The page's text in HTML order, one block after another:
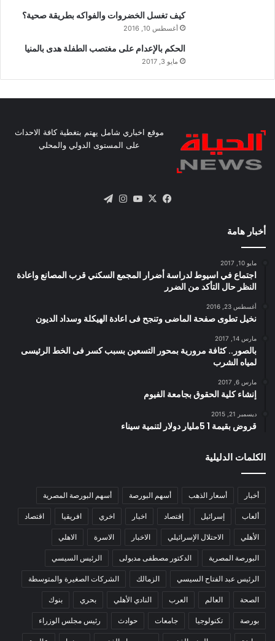
كيف تغسل الخضروات والفواكه بطريقة صحية؟
أغسطس 10, 2016
الحكم بالإعدام على مغتصب الطفلة هدى بالمنيا
مايو 3, 2017
موقع اخباري شامل يهتم بتغطية كافة الاحداث
على المستوى الدولي والمحلي
فيسبوك
X يوتيوبانستقرام
أخبار هامة
مايو 10, 2017
اجتماع في اسيوط لدراسة أضرار المجمع السكني قرب المصانع واعادة
النظر حال التأكد من الضرر
أغسطس 23, 2016
نخيل تطوى صفحة الماضى وتنجح فى اعادة الهيكلة وسداد الديون
مارس 14, 2017
بالصور.. كثافة مرورية بمحور التسعين بسبب كسر فى الخط الرئيسى
لمياه الشرب
مارس 6, 2017
إنشاء كلية الحقوق بجامعة الفيوم
ديسمبر 21, 2015
قروض بقيمة 1 5مليار دولار لتنمية سيناء
الكلمات الدليلية
أخبار أسعار الذهب أسهم البورصة أسهم البورصة المصرية
ألعاب إسرائيل إقتصاد اخبار اخري افريقيا اقتصاد
الأهلي الاحتلال الإسرائيلي الاخبار الاسرة الاهلي
البورصة المصرية الدكتور مصطفى مدبولى الرئيس السيسي
الرئيس عبد الفتاح السيسي الزمالك الشركات الصغيرة والمتوسطة
الصحة العالم العرب النادي الأهلي بحري بنوك
بورصة تكنولوجيا جامعات حوادث رئيس مجلس الوزراء